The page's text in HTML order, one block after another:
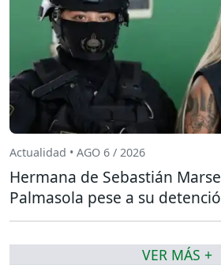
Actualidad • AGO 6 / 2026
Hermana de Sebastián
Palmasola pese a su
VER MÁS +